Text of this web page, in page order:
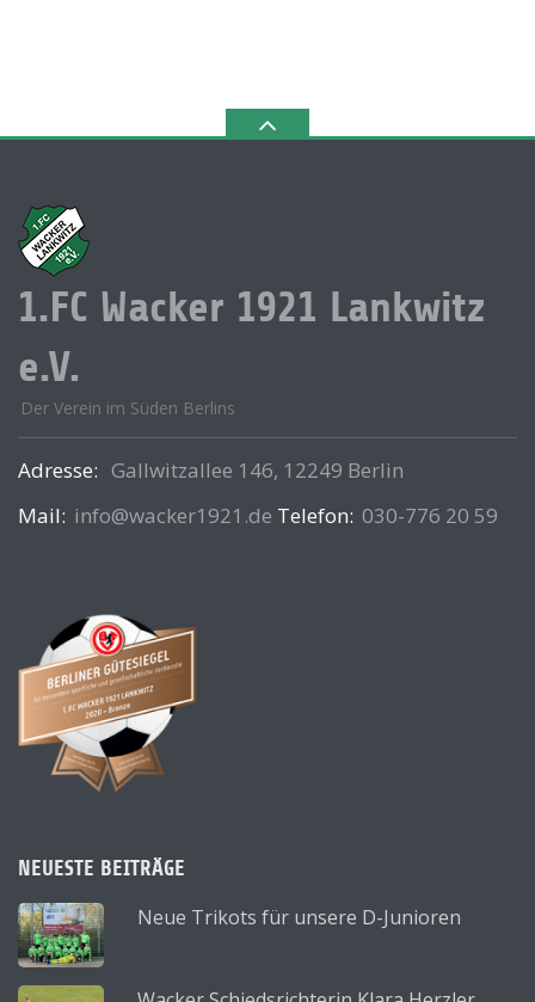
1.FC Wacker 1921 Lankwitz
e.V.
Der Verein im Süden Berlins
Adresse: Gallwitzallee 146, 12249 Berlin
Mail: info@wacker1921.de Telefon: 030-776 20 59
NEUESTE BEITRÄGE
Neue Trikots für unsere D-Junioren